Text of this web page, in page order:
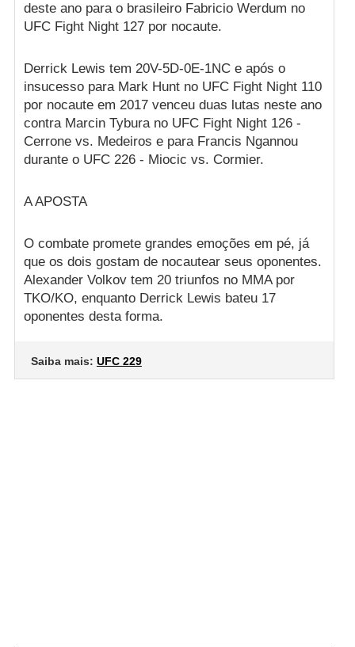
deste ano para o brasileiro Fabricio Werdum no
UFC Fight Night 127 por nocaute.
Derrick Lewis tem 20V-5D-0E-1NC e após o
insucesso para Mark Hunt no UFC Fight Night 110
por nocaute em 2017 venceu duas lutas neste ano
contra Marcin Tybura no UFC Fight Night 126 -
Cerrone vs. Medeiros e para Francis Ngannou
durante o UFC 226 - Miocic vs. Cormier.
A APOSTA
O combate promete grandes emoções em pé, já
que os dois gostam de nocautear seus oponentes.
Alexander Volkov tem 20 triunfos no MMA por
TKO/KO, enquanto Derrick Lewis bateu 17
oponentes desta forma.
Saiba mais: UFC 229